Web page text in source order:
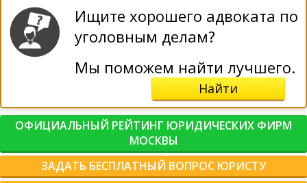
Ищите хорошего адвоката по
уголовным делам?
Мы поможем найти лучшего.
Найти
ОФИЦИАЛЬНЫЙ РЕЙТИНГ ЮРИДИЧЕСКИХ ФИРМ
МОСКВЫ
ЗАДАТЬ БЕСПЛАТНЫЙ ВОПРОС ЮРИСТУ